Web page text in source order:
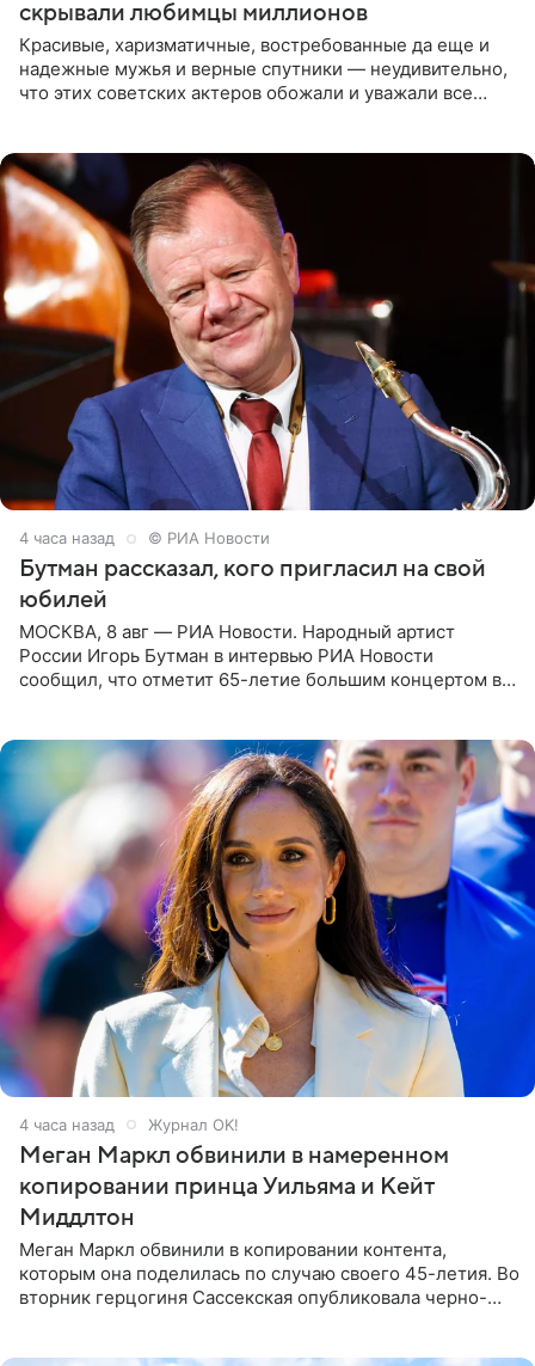
скрывали любимцы миллионов
Красивые, харизматичные, востребованные да еще и
надежные мужья и верные спутники — неудивительно,
что этих советских актеров обожали и уважали все
4 часа назад © РИА Новости
Бутман рассказал, кого пригласил на свой
юбилей
МОСКВА, 8 авг — РИА Новости. Народный артист
России Игорь Бутман в интервью РИА Новости
сообщил, что отметит 65-летие большим концертом в
4 часа назад Журнал OK!
Меган Маркл обвинили в намеренном
копировании принца Уильяма и Кейт
Миддлтон
Меган Маркл обвинили в копировании контента,
которым она поделилась по случаю своего 45-летия. Во
вторник герцогиня Сассекская опубликовала черно-